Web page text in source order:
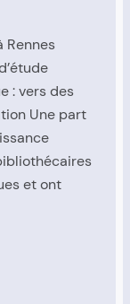
Rennes
: vers des
Une part
et ont